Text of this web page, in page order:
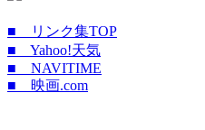
■ リンク集TOP
■ Yahoo!天気
■ NAVITIME
■ 映画.com